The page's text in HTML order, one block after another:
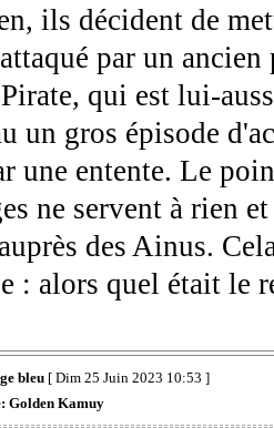
ils décident de
par un
qui est lui-
un gros épisode
une entente. Le
ne servent à rien
des Ainus.
: alors quel était le
bleu[ Dim 25 Juin 2023 10:53 ]
Golden Kamuy